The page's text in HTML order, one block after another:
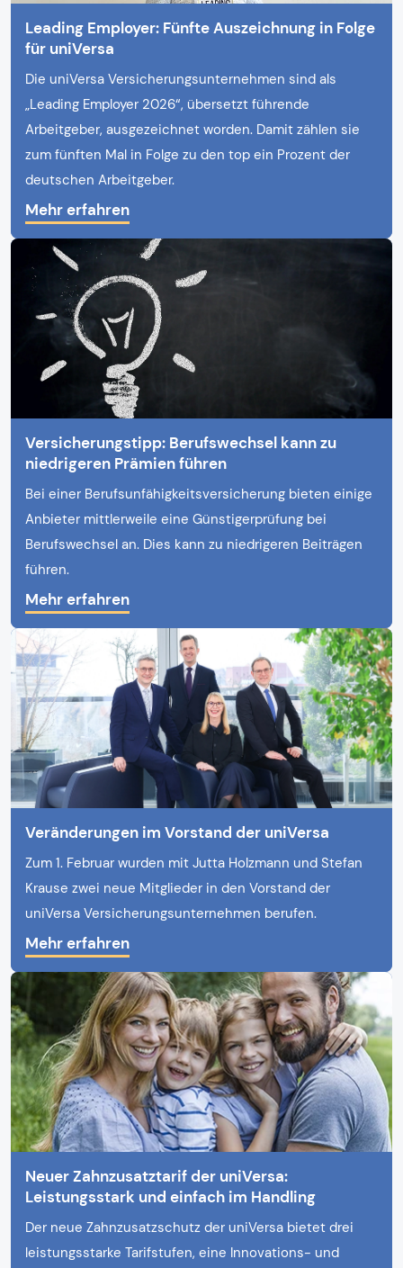
Leading Employer: Fünfte Auszeichnung in Folge
für uniVersa
Die uniVersa Versicherungsunternehmen sind als
„Leading Employer 2026“, übersetzt führende
Arbeitgeber, ausgezeichnet worden. Damit zählen sie
zum fünften Mal in Folge zu den top ein Prozent der
deutschen Arbeitgeber.
Mehr erfahren
Versicherungstipp: Berufswechsel kann zu
niedrigeren Prämien führen
Bei einer Berufsunfähigkeitsversicherung bieten einige
Anbieter mittlerweile eine Günstigerprüfung bei
Berufswechsel an. Dies kann zu niedrigeren Beiträgen
führen.
Mehr erfahren
Veränderungen im Vorstand der uniVersa
Zum 1. Februar wurden mit Jutta Holzmann und Stefan
Krause zwei neue Mitglieder in den Vorstand der
uniVersa Versicherungsunternehmen berufen.
Mehr erfahren
Neuer Zahnzusatztarif der uniVersa:
Leistungsstark und einfach im Handling
Der neue Zahnzusatzschutz der uniVersa bietet drei
leistungsstarke Tarifstufen, eine Innovations- und